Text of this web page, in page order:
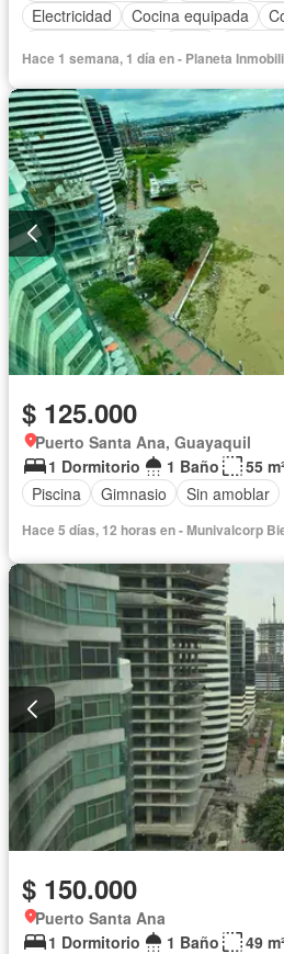
Electricidad Cocina equipada
Acceso para personas con
Garita de guardianía
Gimnasio
Piscina
Completamente amoblado
Hace 1 semana, 1 día en - Planeta
$ 125.000
Puerto Santa Ana, Guayaquil
1 Dormitorio
1 Baño
55
Piscina
Gimnasio Sin amoblar
Hace 5 días, 12 horas en - Munivalcorp
$ 150.000
Puerto Santa Ana
1 Dormitorio
1 Baño
49